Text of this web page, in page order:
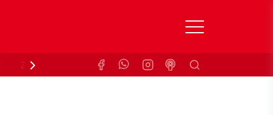
Zuzahlungsbefreiung KrankenkasseSuchen